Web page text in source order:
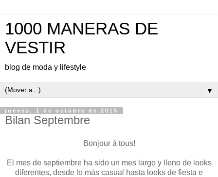
1000 MANERAS DE
VESTIR
blog de moda y lifestyle
▼
jueves, 1 de octubre de 2015
Bilan Septembre
Bonjour à tous!
El mes de septiembre ha sido un mes largo y lleno de looks
diferentes, desde lo más casual hasta looks de fiesta e